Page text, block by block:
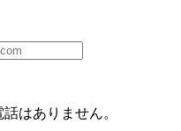
はありません。